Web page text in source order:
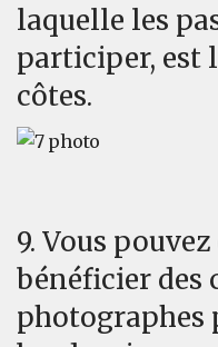
laquelle les
participer, est
côtes.
9. Vous
bénéficier des
photographes